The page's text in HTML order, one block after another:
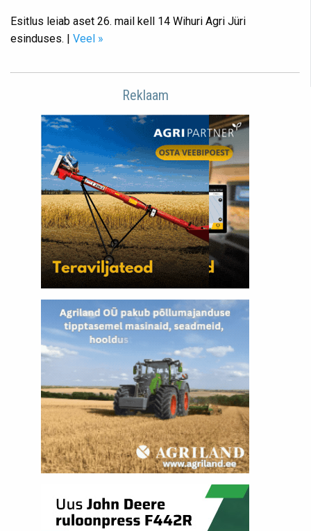
Esitlus leiab aset 26. mail kell 14 Wihuri Agri Jüri
esinduses. | Veel »
Reklaam